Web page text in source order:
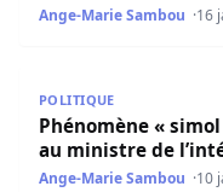
Ange-Marie Sambou 16
POLITIQUE
Phénomène «
au ministre de
Ange-Marie Sambou 10